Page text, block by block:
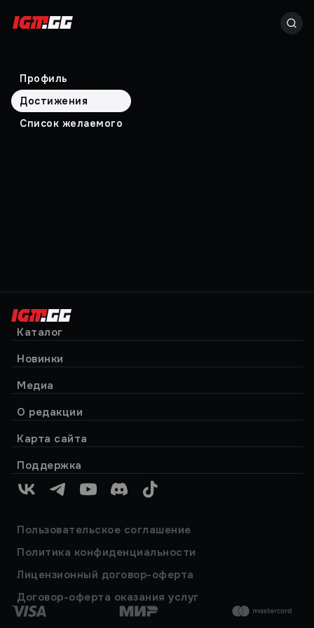
Профиль
Достижения
Список желаемого
Каталог
Новинки
Медиа
О редакции
Карта сайта
Поддержка
VK TelegramYouTubeDiscordTikTok
Пользовательское соглашение
Политика конфиденциальности
Лицензионный договор-оферта
Договор-оферта оказания услуг